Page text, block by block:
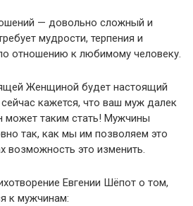
— довольно сложный и
мудрости, терпения и
отношению к любимому человеку.
Женщиной будет настоящий
кажется, что ваш муж далек
может таким стать! Мужчины
так, как мы им позволяем это
возможность это изменить.
Евгении Шёпот о том,
к мужчинам: